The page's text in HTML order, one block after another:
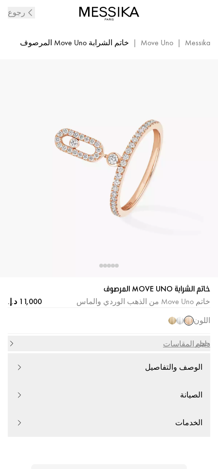
من
رجوع
Messika
|
Move Uno
| خاتم الشرابة Move Uno المرصوف
خاتم الشرابة MOVE UNO المرصوف
خاتم Move Uno من الذهب الوردي والماس
اللون
دليل المقاسات
حجم
الوصف والتفاصيل
الصيانة
الخدمات